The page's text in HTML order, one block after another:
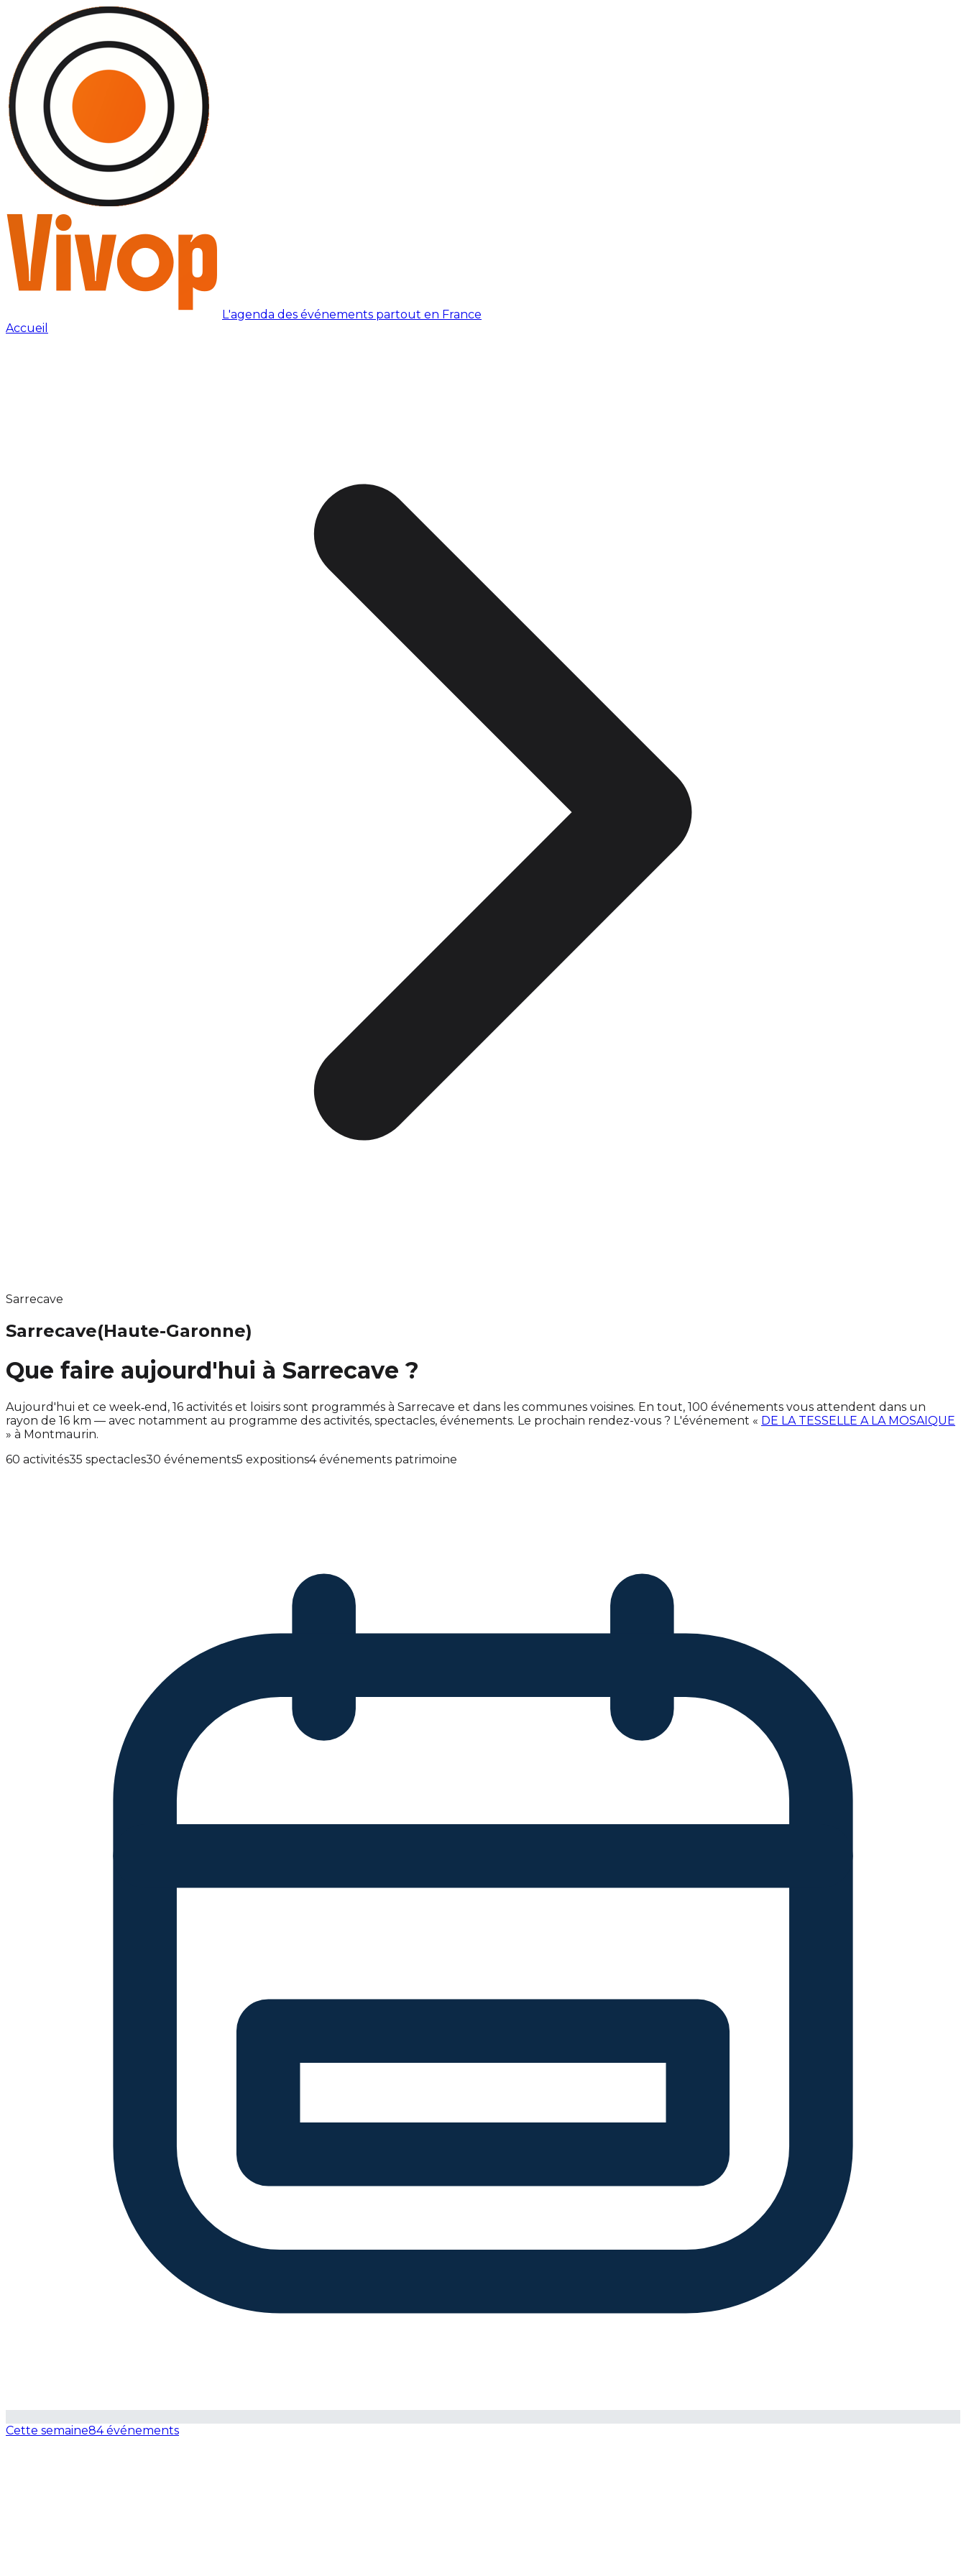
L'agenda des événements partout en France
Accueil
Sarrecave
Sarrecave(Haute-Garonne)
Que faire aujourd'hui à Sarrecave ?
Aujourd'hui et ce week‑end, 16 activités et loisirs sont programmés à Sarrecave et dans les communes voisines. En tout, 100 événements vous attendent dans un
rayon de 16 km — avec notamment au programme des activités, spectacles, événements. Le prochain rendez-vous ? L'événement « DE LA TESSELLE A LA MOSAIQUE
» à Montmaurin.
60 activités35 spectacles30 événements5 expositions4 événements patrimoine
Cette semaine84 événements